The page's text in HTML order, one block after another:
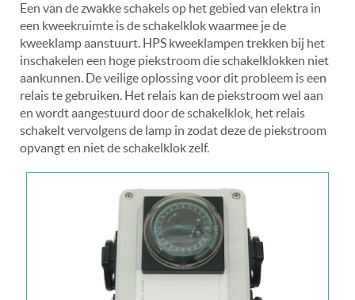
Een van de zwakke schakels op het gebied van elektra in
een kweekruimte is de schakelklok waarmee je de
kweeklamp aanstuurt. HPS kweeklampen trekken bij het
inschakelen een hoge piekstroom die schakelklokken niet
aankunnen. De veilige oplossing voor dit probleem is een
relais te gebruiken. Het relais kan de piekstroom wel aan
en wordt aangestuurd door de schakelklok, het relais
schakelt vervolgens de lamp in zodat deze de piekstroom
opvangt en niet de schakelklok zelf.